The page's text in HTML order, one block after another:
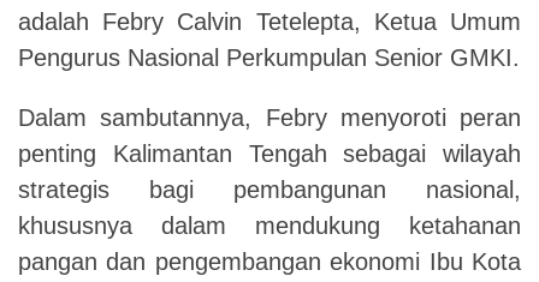
adalah Febry Calvin Tetelepta, Ketua Umum
Pengurus Nasional Perkumpulan Senior GMKI.
Dalam sambutannya, Febry menyoroti peran
penting Kalimantan Tengah sebagai wilayah
strategis bagi pembangunan nasional,
khususnya dalam mendukung ketahanan
pangan dan pengembangan ekonomi Ibu Kota